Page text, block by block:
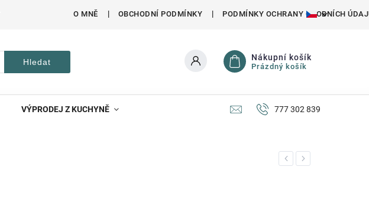
O MNĚ OBCHODNÍ PODMÍNKY PODMÍNKY OCHRANY OSOBNÍCH
Hledat Nákupní košík
Prázdný košík
VÝPRODEJ Z KUCHYNĚ 777 302 839
Previous
Next